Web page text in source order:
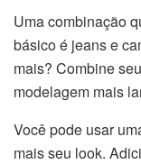
Uma combinação
básico é jeans e
mais? Combine
modelagem mais
Você pode usar
mais seu look.